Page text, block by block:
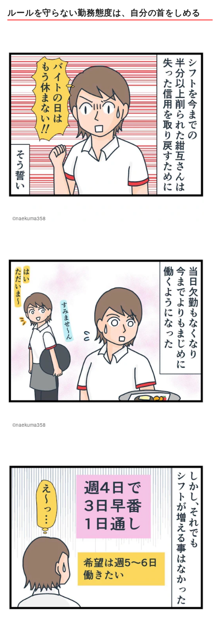
ルールを守らない勤務態度は、自分の首をしめる
©naekuma358
©naekuma358